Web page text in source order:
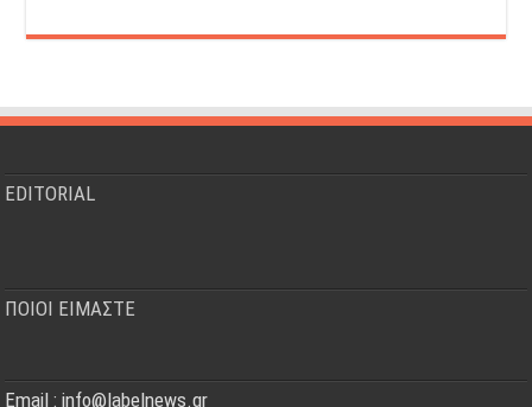
EDITORIAL
ΠΟΙΟΙ ΕΙΜΑΣΤΕ
Email : info@labelnews.gr